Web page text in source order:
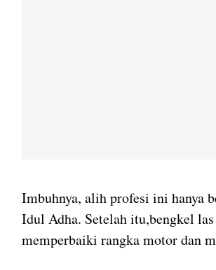
Imbuhnya, alih profesi ini hanya
Idul Adha. Setelah itu,bengkel
memperbaiki rangka motor dan